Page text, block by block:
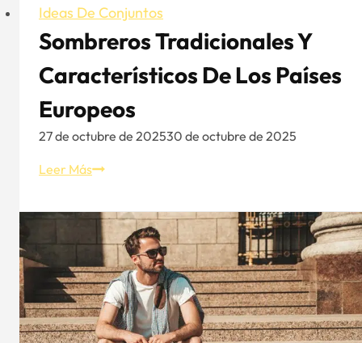
Ideas De Conjuntos
Sombreros Tradicionales Y
Característicos De Los Países
Europeos
27 de octubre de 202530 de octubre de 2025
Leer MásSombreros
y
característicos
de
los
países
europeos